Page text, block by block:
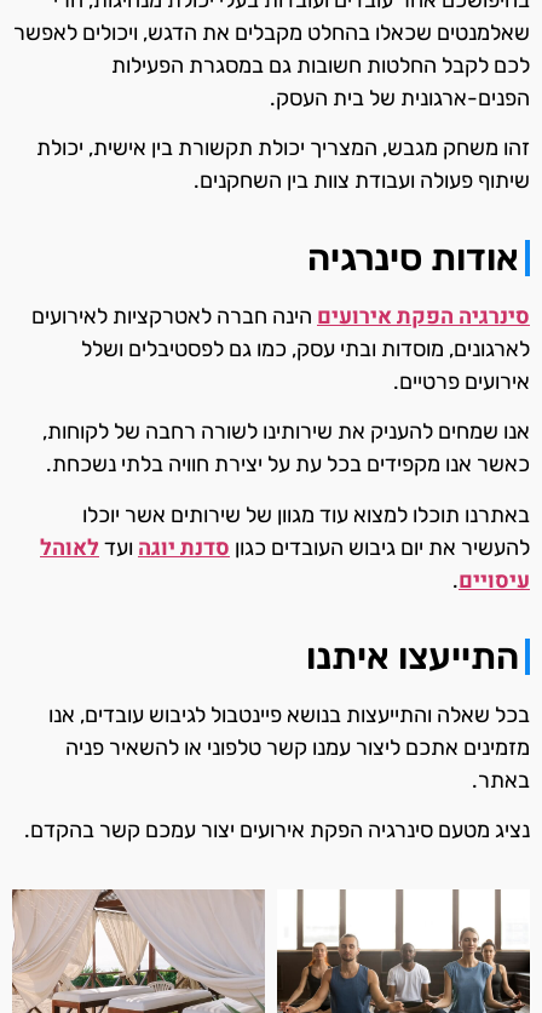
שאלמנטים שכאלו בהחלט מקבלים את הדגש, ויכולים לאפשר
לכם לקבל החלטות חשובות גם במסגרת הפעילות
הפנים-ארגונית של בית העסק.
זהו משחק מגבש, המצריך יכולת תקשורת בין אישית, יכולת
שיתוף פעולה ועבודת צוות בין השחקנים.
אודות סינרגיה
סינרגיה הפקת אירועיםהינה חברה לאטרקציות לאירועים
לארגונים, מוסדות ובתי עסק, כמו גם לפסטיבלים ושלל
אירועים פרטיים.
אנו שמחים להעניק את שירותינו לשורה רחבה של לקוחות,
כאשר אנו מקפידים בכל עת על יצירת חוויה בלתי נשכחת.
באתרנו תוכלו למצוא עוד מגוון של שירותים אשר יוכלו
להעשיר את יום גיבוש העובדים כגון סדנת יוגהועדלאוהל
עיסויים.
התייעצו איתנו
בכל שאלה והתייעצות בנושא פיינטבול לגיבוש עובדים, אנו
מזמינים אתכם ליצור עמנו קשר טלפוני או להשאיר פניה
באתר.
נציג מטעם סינרגיה הפקת אירועים יצור עמכם קשר בהקדם.